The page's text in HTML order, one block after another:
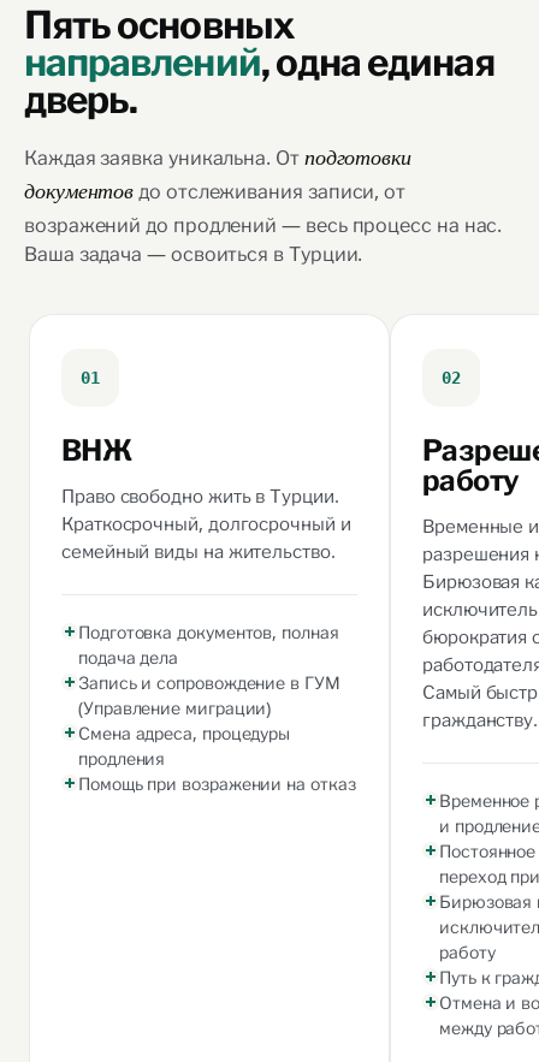
Пять основных
направлений,одна единая
дверь.
Каждая заявка уникальна. От подготовки
документов до отслеживания записи, от
возражений до продлений — весь процесс на нас.
Ваша задача — освоиться в Турции.
01
ВНЖ
Право свободно жить в Турции.
Краткосрочный, долгосрочный и
семейный виды на жительство.
Подготовка документов, полная
подача дела
Запись и сопровождение в ГУМ
(Управление миграции)
Смена адреса, процедуры
продления
Помощь при возражении на отказ
02
работу
Временные
разрешения
Бирюзовая
бюрократия
Самый
гражданству.
Временное
и
переход
Бирюзовая
работу
Путь к
Отмена и
между